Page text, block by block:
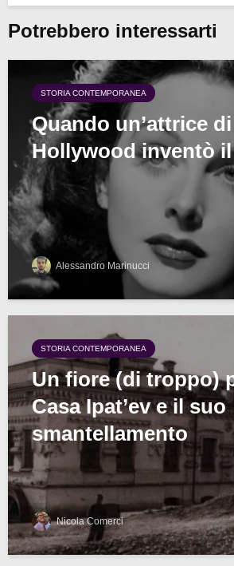
Potrebbero interessarti
STORIA CONTEMPORANEA
Quando un’attrice di
Hollywood inventò
Alessandro Marinucci
STORIA CONTEMPORANEA
Un fiore (di troppo)
Casa Ipat’ev e il suo
smantellamento
Nicola Comerci